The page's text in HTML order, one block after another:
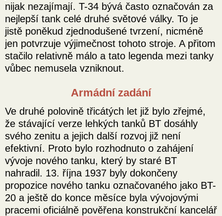
nijak nezajímají. T-34 bývá často označován za
nejlepší tank celé druhé světové války. To je
jistě poněkud zjednodušené tvrzení, nicméně
jen potvrzuje výjimečnost tohoto stroje. A přitom
stačilo relativně málo a tato legenda mezi tanky
vůbec nemusela vzniknout.
Armádní zadání
Ve druhé polovině třicátých let již bylo zřejmé,
že stávající verze lehkých tanků BT dosáhly
svého zenitu a jejich další rozvoj již není
efektivní. Proto bylo rozhodnuto o zahájení
vývoje nového tanku, který by staré BT
nahradil. 13. října 1937 byly dokončeny
propozice nového tanku označovaného jako BT-
20 a ještě do konce měsíce byla vývojovými
pracemi oficiálně pověřena konstrukční kancelář